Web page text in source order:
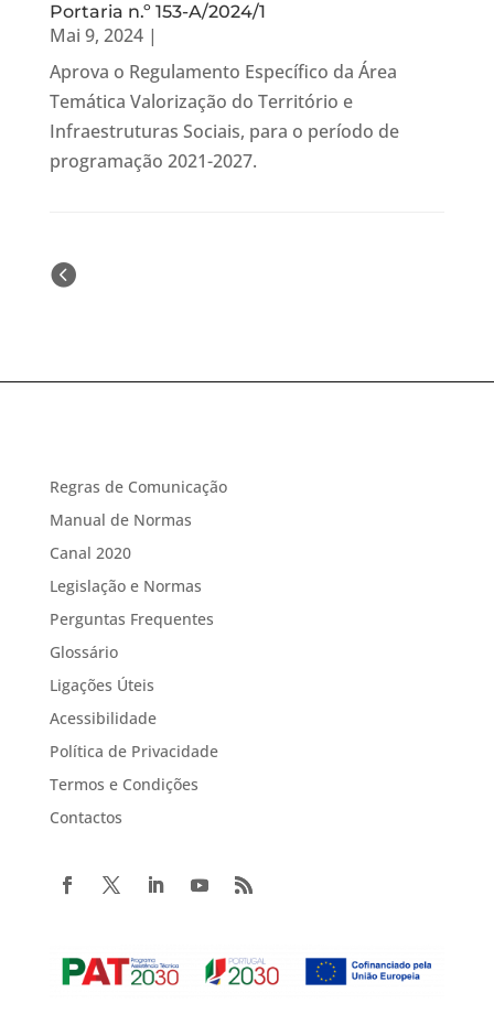
Portaria n.º 153-A/2024/1
Mai 9, 2024|
Aprova o Regulamento Específico da Área
Temática Valorização do Território e
Infraestruturas Sociais, para o período de
programação 2021-2027.
« Older Entries
Regras de Comunicação
Manual de Normas
Canal 2020
Legislação e Normas
Perguntas Frequentes
Glossário
Ligações Úteis
Acessibilidade
Política de Privacidade
Termos e Condições
Contactos